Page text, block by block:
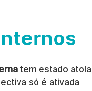
internas
tem estado
só é ativada